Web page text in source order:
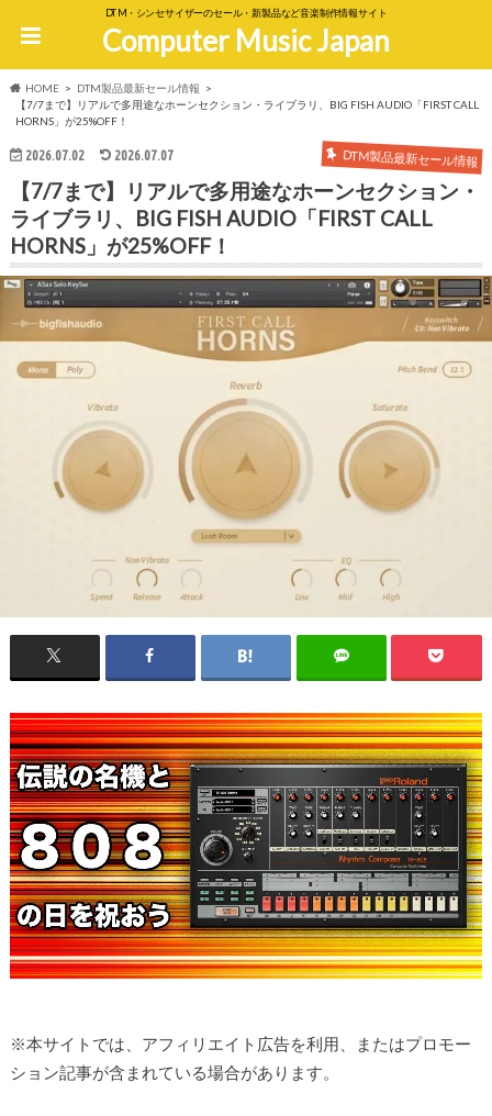
DTM・シンセサイザーのセール・新製品など音楽制作情報サイト
Computer Music Japan
HOME
DTM製品最新セール情報
【7/7まで】リアルで多用途なホーンセクション・ライブラリ、BIG FISH AUDIO「FIRST CALL
HORNS」が25%OFF！
2026.07.02 2026.07.07 DTM製品最新セール情報
【7/7まで】リアルで多用途なホーンセクション・
ライブラリ、BIG FISH AUDIO「FIRST CALL
HORNS」が25%OFF！
※本サイトでは、アフィリエイト広告を利用、またはプロモー
ション記事が含まれている場合があります。